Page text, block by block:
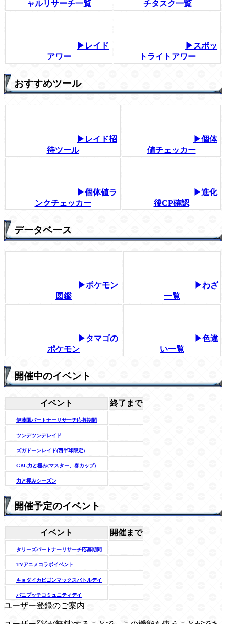
ャルリサーチ一覧
チタスク一覧
▶レイド
アワー
▶スポッ
トライトアワー
おすすめツール
▶レイド招
待ツール
▶個体
値チェッカー
▶個体値ラ
ンクチェッカー
▶進化
後CP確認
データベース
▶ポケモン
図鑑
▶わざ
一覧
▶タマゴの
ポケモン
▶色違
い一覧
開催中のイベント
イベント 終了まで
伊藤園パートナーリサーチ応募期間
ツンデツンデレイド
ズガドーンレイド(西半球限定)
GBL力と極み(マスター、春カップ)
力と極みシーズン
開催予定のイベント
イベント 開催まで
タリーズパートナーリサーチ応募期間
TVアニメコラボイベント
キョダイカビゴンマックスバトルデイ
バニプッチコミュニティデイ
ユーザー登録のご案内